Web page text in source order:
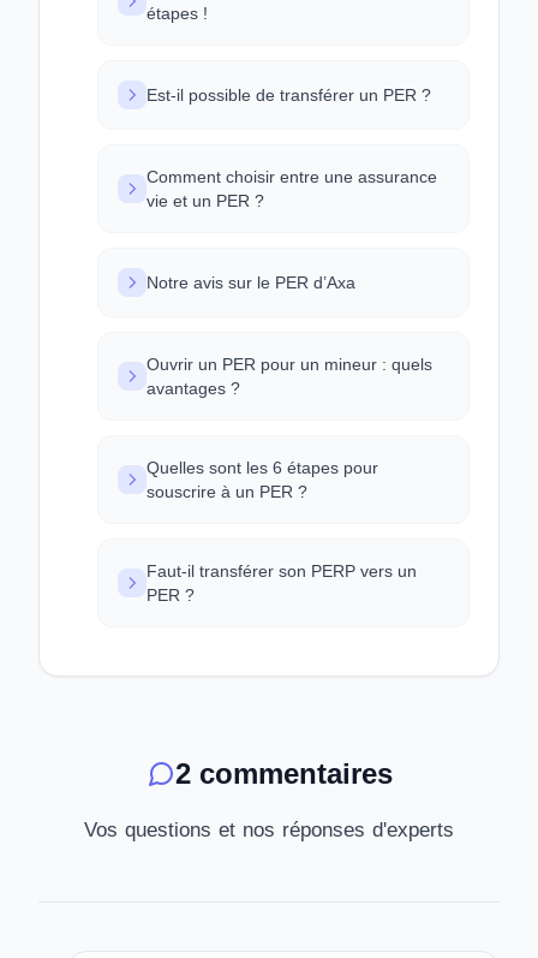
étapes !
Est-il possible de transférer un PER ?
Comment choisir entre une assurance
vie et un PER ?
Notre avis sur le PER d’Axa
Ouvrir un PER pour un mineur : quels
avantages ?
Quelles sont les 6 étapes pour
souscrire à un PER ?
Faut-il transférer son PERP vers un
PER ?
2 commentaires
Vos questions et nos réponses d'experts